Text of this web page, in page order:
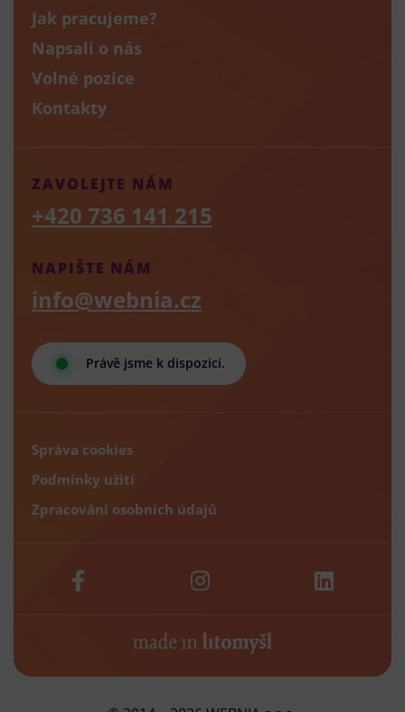
Jak pracujeme?
Napsali o nás
Volné pozice
Kontakty
Právě jsme k dispozici.
NAPIŠTE NÁM
info@webnia.cz
ZAVOLEJTE NÁM
+420 736 141 215
Správa cookies
Podmínky užití
Zpracování osobních údajů